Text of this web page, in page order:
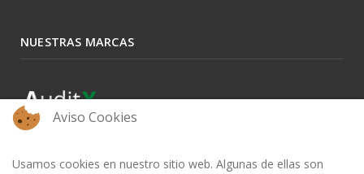
NUESTRAS MARCAS
Aviso Cookies
Usamos cookies en nuestro sitio web. Algunas de ellas son